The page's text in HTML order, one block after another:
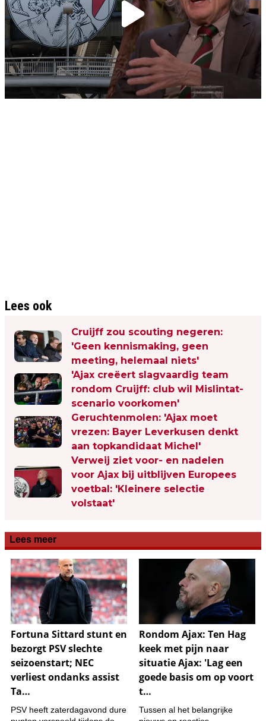
Lees ook
Cruijff zou scouting negeren:
'Geen kennismaking, geen
meeting, helemaal niets'
'Ajax creëert slagvaardig team
rondom Cruijff: club wil Mislintat-
scenario voorkomen'
Geruchtenmolen: 'Ajax moet
vrezen: Bayer Leverkusen denkt
aan topkandidaat Michel'
Verweij ziet voor- en nadelen
voor Ajax bij uitblijven Europees
voetbal: 'Kleinere selectie
volstaat'